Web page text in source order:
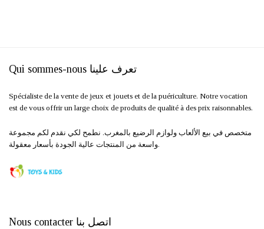
Qui sommes-nous تعرف علينا
Spécialiste de la vente de jeux et jouets et de la puériculture. Notre vocation
est de vous offrir un large choix de produits de qualité à des prix raisonnables.
متخصص في بيع الألعاب ولوازم الرضيع بالمغرب. نطمح لكي نقدم لكم مجموعة
واسعة من المنتجات عالية الجودة بأسعار معقولة.
Nous contacter اتصل بنا